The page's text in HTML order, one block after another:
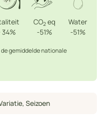
34%
CO2 eq
-51%
Water
-51%
gemiddelde nationale
, Seizoen